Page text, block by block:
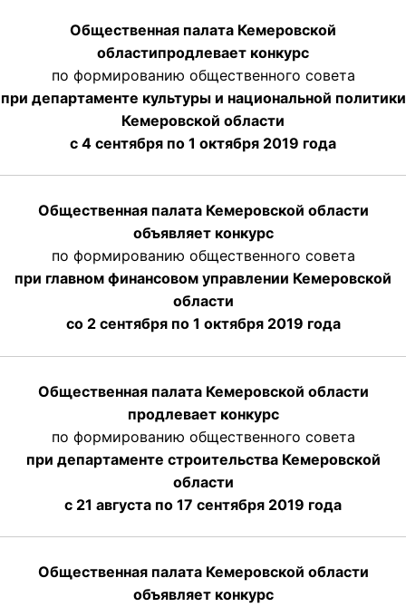
Общественная палата Кемеровской
областипродлевает конкурс
по формированию общественного совета
при департаменте культуры и национальной политики
Кемеровской области
с 4 сентября по 1 октября 2019 года
Общественная палата Кемеровской области
объявляет конкурс
по формированию общественного совета
при главном финансовом управлении Кемеровской
области
со 2 сентября по 1 октября 2019 года
Общественная палата Кемеровской области
продлевает конкурс
по формированию общественного совета
при департаменте строительства Кемеровской
области
с 21 августа по 17 сентября 2019 года
Общественная палата Кемеровской области
объявляет конкурс